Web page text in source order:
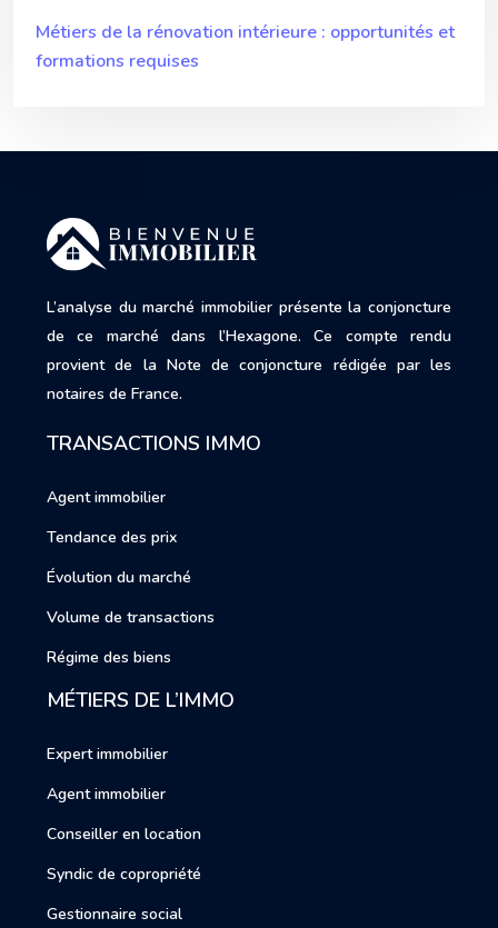
Métiers de la rénovation intérieure : opportunités et
formations requises
L’analyse du marché immobilier présente la conjoncture
de ce marché dans l’Hexagone. Ce compte rendu
provient de la Note de conjoncture rédigée par les
notaires de France.
TRANSACTIONS IMMO
Agent immobilier
Tendance des prix
Évolution du marché
Volume de transactions
Régime des biens
MÉTIERS DE L’IMMO
Expert immobilier
Agent immobilier
Conseiller en location
Syndic de copropriété
Gestionnaire social